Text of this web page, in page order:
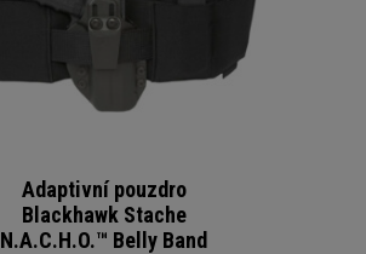
Adaptivní pouzdro
Blackhawk Stache
N.A.C.H.O.™ Belly Band